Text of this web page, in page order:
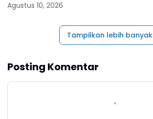
Agustus 10, 2026
Tampilkan lebih banyak
Posting Komentar